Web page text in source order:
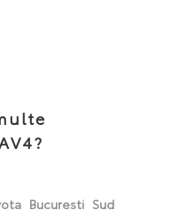
Bucuresti Sud